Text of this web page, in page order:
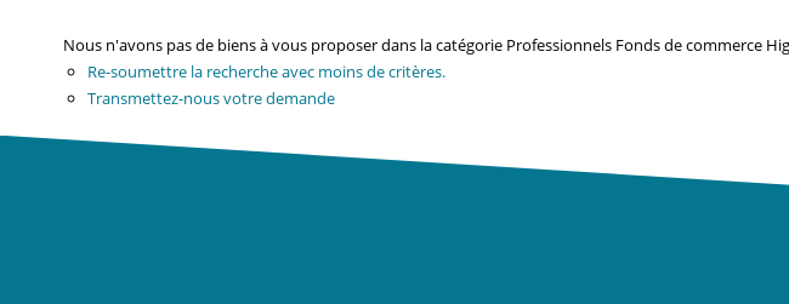
Nous n'avons pas de biens à vous proposer dans la catégorie Professionnels Fonds de commerce
Re-soumettre la recherche avec moins de critères.
Transmettez-nous votre demande